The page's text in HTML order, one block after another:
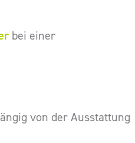
bei einer
von der Ausstattung